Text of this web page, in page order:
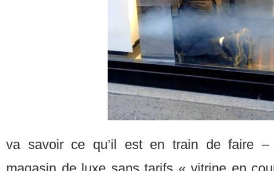
va savoir ce qu’il est en train de faire –